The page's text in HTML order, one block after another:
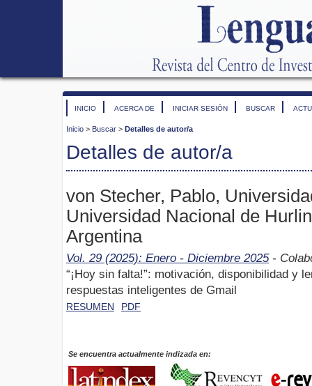
INICIO ACERCA DE INICIAR SESIÓN BUSCAR
Inicio > Buscar > Detalles de autor/a
Detalles de autor/a
von Stecher, Pablo,
Universidad Nacional de
Argentina
Vol. 29 (2025): Enero - Diciembre 2025-
“¡Hoy sin falta!”: motivación, disponibilidad y
respuestas inteligentes de Gmail
RESUMEN PDF
Se encuentra actualmente indizada en: